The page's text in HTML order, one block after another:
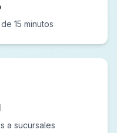
15 minutos
a sucursales